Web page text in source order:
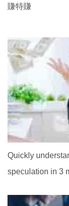
賺特賺
Quickly
speculation in 3